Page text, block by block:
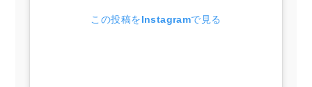
この投稿をInstagramで見る